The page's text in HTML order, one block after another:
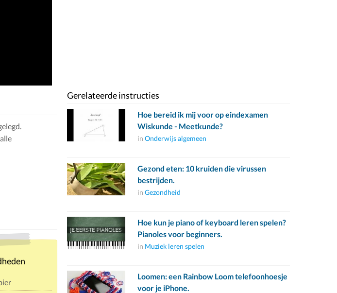
Gerelateerde instructies
Hoe bereid ik mij voor op eindexamen
Wiskunde - Meetkunde?
in Onderwijs algemeen
Gezond eten: 10 kruiden die virussen
bestrijden.
in Gezondheid
Hoe kun je piano of keyboard leren spelen?
Pianoles voor beginners.
in Muziek leren spelen
Loomen: een Rainbow Loom telefoonhoesje
voor je iPhone.